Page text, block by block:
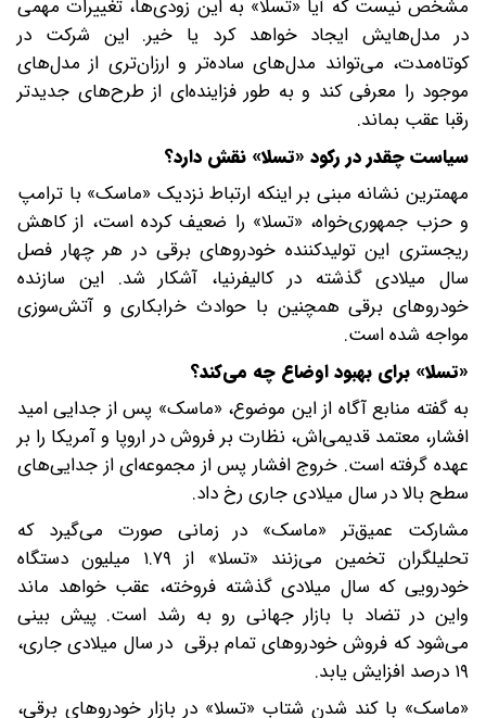
مشخص نیست که آیا «تسلا» به این زودی‌ها، تغییرات مهمی
در مدل‌هایش ایجاد خواهد کرد یا خیر. این شرکت در
کوتاه‌مدت، می‌تواند مدل‌های ساده‌تر و ارزان‌تری از مدل‌های
موجود را معرفی کند و به طور فزاینده‌ای از طرح‌های جدیدتر
رقبا عقب بماند.
سیاست چقدر در رکود «تسلا» نقش دارد؟
مهمترین نشانه مبنی بر اینکه ارتباط نزدیک «ماسک» با ترامپ
و حزب جمهوری‌خواه، «تسلا» را ضعیف کرده است، از کاهش
ریجستری این تولیدکننده خودروهای برقی در هر چهار فصل
سال میلادی گذشته در کالیفرنیا، آشکار شد. این سازنده
خودروهای برقی همچنین با حوادث خرابکاری و آتش‌سوزی
مواجه شده است.
«تسلا» برای بهبود اوضاع چه می‌کند؟
به گفته منابع آگاه از این موضوع، «ماسک» پس از جدایی امید
افشار، معتمد قدیمی‌اش، نظارت بر فروش در اروپا و آمریکا را بر
عهده گرفته است. خروج افشار پس از مجموعه‌ای از جدایی‌های
سطح بالا در سال میلادی جاری رخ داد.
مشارکت عمیق‌تر «ماسک» در زمانی صورت می‌گیرد که
تحلیلگران تخمین می‌زنند «تسلا» از ۱.۷۹ میلیون دستگاه
خودرویی که سال میلادی گذشته فروخته، عقب خواهد ماند
واین در تضاد با بازار جهانی رو به رشد است. پیش بینی
می‌شود که فروش خودروهای تمام برقی در سال میلادی جاری،
۱۹ درصد افزایش یابد.
«ماسک» با کند شدن شتاب «تسلا» در بازار خودروهای برقی،